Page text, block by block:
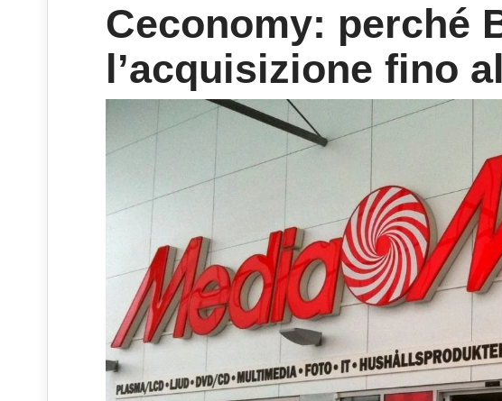
Ceconomy: perché
l’acquisizione fino